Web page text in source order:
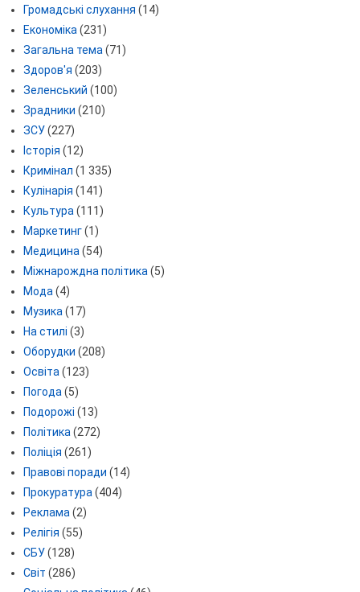
Громадські слухання (14)
Економіка(231)
Загальна тема(71)
Здоров'я (203)
Зеленський (100)
Зрадники (210)
ЗСУ(227)
Історія (12)
Кримінал (1 335)
Кулінарія (141)
Культура(111)
Маркетинг(1)
Медицина(54)
Міжнарождна політика(5)
Мода(4)
Музика(17)
На стилі (3)
Оборудки (208)
Освіта(123)
Погода(5)
Подорожі (13)
Політика(272)
Поліція (261)
Правові поради (14)
Прокуратура(404)
Реклама(2)
Релігія (55)
СБУ(128)
Світ (286)